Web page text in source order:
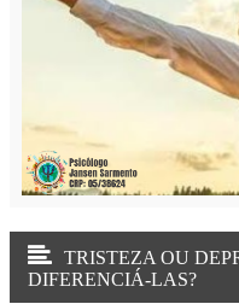
TRISTEZA OU
DIFERENCIÁ-LAS?